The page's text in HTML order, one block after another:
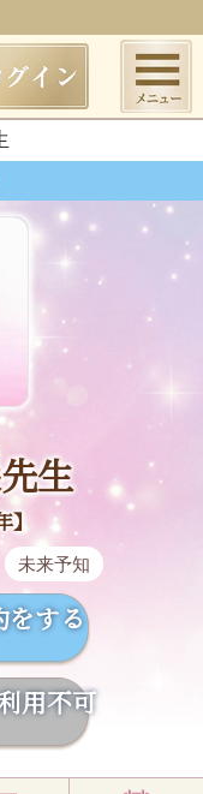
先生
】
未来予知
をする
用不可